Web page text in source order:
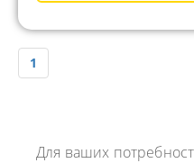
1
Для ваших